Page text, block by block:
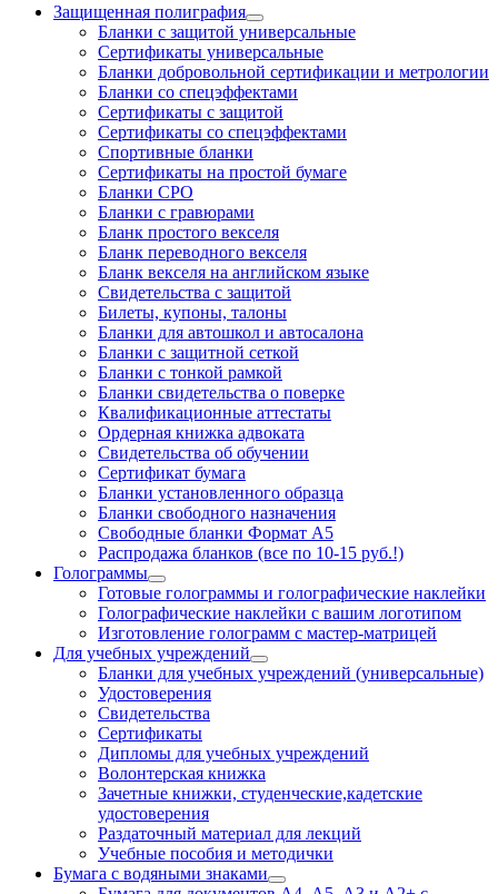
Защищенная полиграфия
Бланки с защитой универсальные
Сертификаты универсальные
Бланки добровольной сертификации и метрологии
Бланки со спецэффектами
Сертификаты с защитой
Сертификаты со спецэффектами
Спортивные бланки
Cертификаты на простой бумаге
Бланки СРО
Бланки с гравюрами
Бланк простого векселя
Бланк переводного векселя
Бланк векселя на английском языке
Свидетельства с защитой
Билеты, купоны, талоны
Бланки для автошкол и автосалона
Бланки с защитной сеткой
Бланки с тонкой рамкой
Бланки свидетельства о поверке
Квалификационные аттестаты
Ордерная книжка адвоката
Свидетельства об обучении
Сертификат бумага
Бланки установленного образца
Бланки свободного назначения
Свободные бланки Формат А5
Распродажа бланков (все по 10-15 руб.!)
Голограммы
Готовые голограммы и голографические наклейки
Голографические наклейки с вашим логотипом
Изготовление голограмм с мастер-матрицей
Для учебных учреждений
Бланки для учебных учреждений (универсальные)
Удостоверения
Свидетельства
Сертификаты
Дипломы для учебных учреждений
Волонтерская книжка
Зачетные книжки, студенческие,кадетские
удостоверения
Раздаточный материал для лекций
Учебные пособия и методички
Бумага с водяными знаками